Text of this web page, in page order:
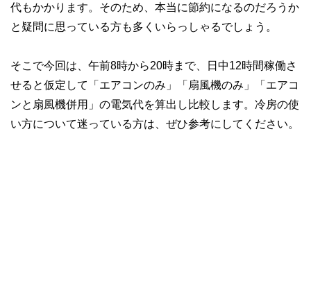
代もかかります。そのため、本当に節約になるのだろうか
と疑問に思っている方も多くいらっしゃるでしょう。
そこで今回は、午前8時から20時まで、日中12時間稼働さ
せると仮定して「エアコンのみ」「扇風機のみ」「エアコ
ンと扇風機併用」の電気代を算出し比較します。冷房の使
い方について迷っている方は、ぜひ参考にしてください。